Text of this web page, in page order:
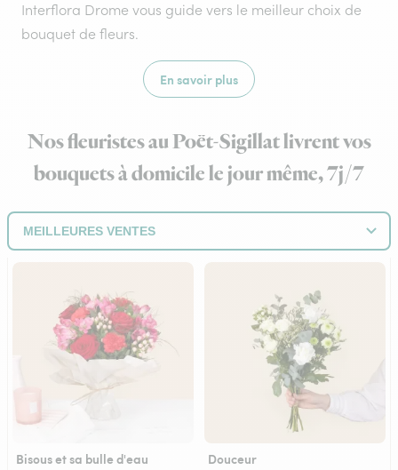
Interflora Drome vous guide vers le meilleur choix de
bouquet de fleurs.
En savoir plus
Nos fleuristes au Poët-Sigillat livrent vos
bouquets à domicile le jour même, 7j/7
Bisous et sa bulle d'eau Douceur